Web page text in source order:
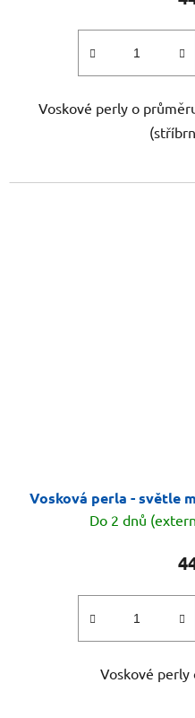
Voskové perly o
Vosková perla - světle
Do 2 dnů
Voskové